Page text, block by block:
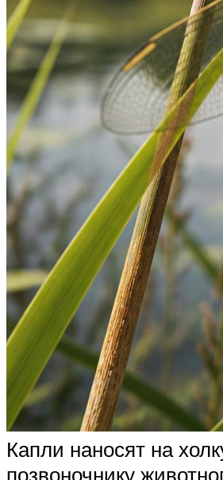
Капли наносят на
позвоночнику